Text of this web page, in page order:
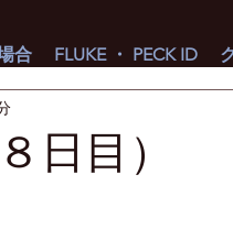
日目）
合 FLUKE ・ PECK ID